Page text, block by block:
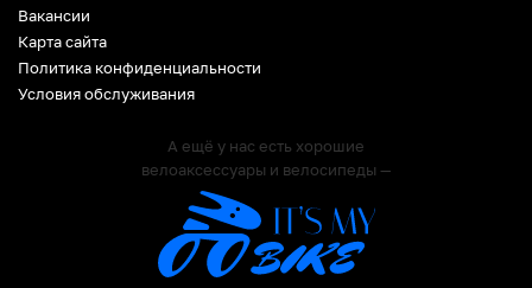
Вакансии
Карта сайта
Политика конфиденциальности
Условия обслуживания
А ещё у нас есть хорошие
велоаксессуары и велосипеды —